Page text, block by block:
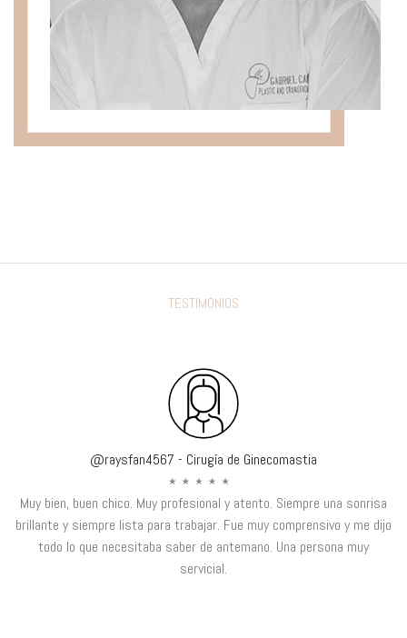
TESTIMONIOS
@raysfan4567 - Cirugía de Ginecomastia
Muy bien, buen chico. Muy profesional y atento. Siempre una sonrisa
brillante y siempre lista para trabajar. Fue muy comprensivo y me dijo
todo lo que necesitaba saber de antemano. Una persona muy
servicial.